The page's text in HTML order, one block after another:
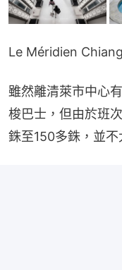
Le Méridien
雖然離清萊市中心
梭巴士，但由於班
銖至150多銖，並不